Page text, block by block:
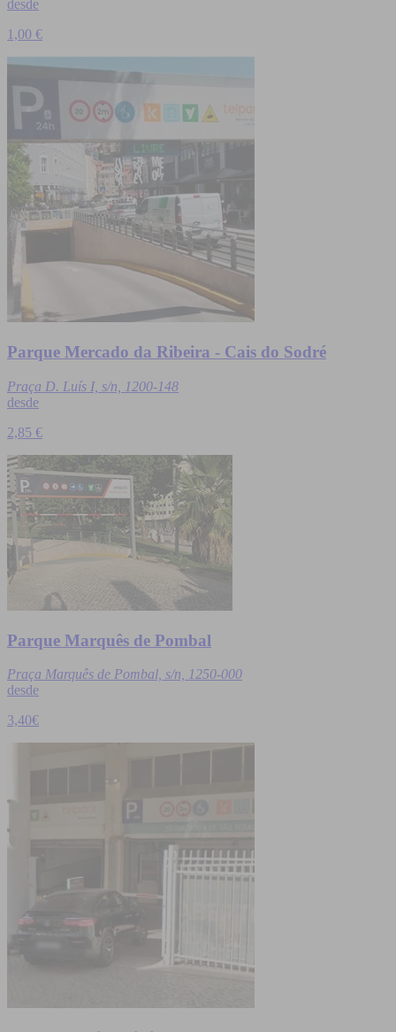
desde
1,00 €
Parque Mercado da Ribeira - Cais do Sodré
Praça D. Luís I, s/n, 1200-148
desde
2,85 €
Parque Marquês de Pombal
Praça Marquês de Pombal, s/n, 1250-000
desde
3,40€